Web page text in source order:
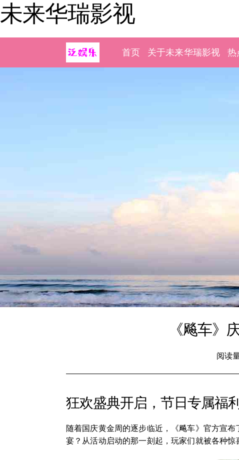
未来华瑞影视
首页 关于未来华瑞影视 热
《飚车》
阅读
狂欢盛典开启，节日专属福
随着国庆黄金周的逐步临近，《飚车》官方宣
宴？从活动启动的那一刻起，玩家们就被各种